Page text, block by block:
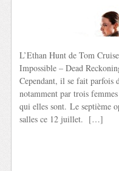
L’Ethan Hunt de Tom
Impossible – Dead
Cependant, il se fait parfois
notamment par trois
qui elles sont. Le septième
salles ce 12 juillet. […]